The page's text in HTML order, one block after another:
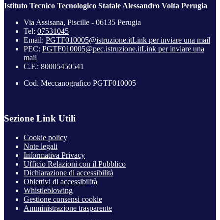
Istituto Tecnico Tecnologico Statale Alessandro Volta Perugia
Via Assisana, Piscille - 06135 Perugia
Tel: 07531045
Email: PGTF010005@istruzione.itLink per inviare una mail
PEC: PGTF010005@pec.istruzione.itLink per inviare una
mail
C.F.: 80005450541
Cod. Meccanografico PGTF010005
Sezione Link Utili
Cookie policy
Note legali
Informativa Privacy
Ufficio Relazioni con il Pubblico
Dichiarazione di accessibilità
Obiettivi di accessibilità
Whistleblowing
Gestione consensi cookie
Amministrazione trasparente